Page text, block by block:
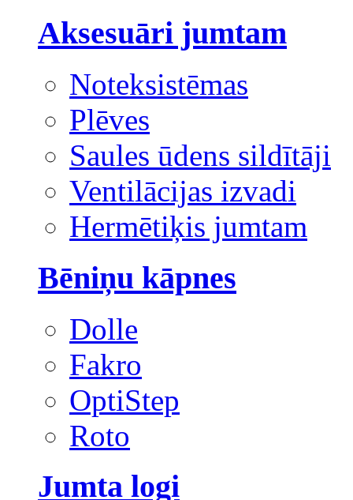
Aksesuāri jumtam
Noteksistēmas
Plēves
Saules ūdens sildītāji
Ventilācijas izvadi
Hermētiķis jumtam
Bēniņu kāpnes
Dolle
Fakro
OptiStep
Roto
Jumta logi